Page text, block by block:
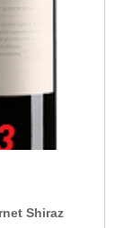
Shiraz